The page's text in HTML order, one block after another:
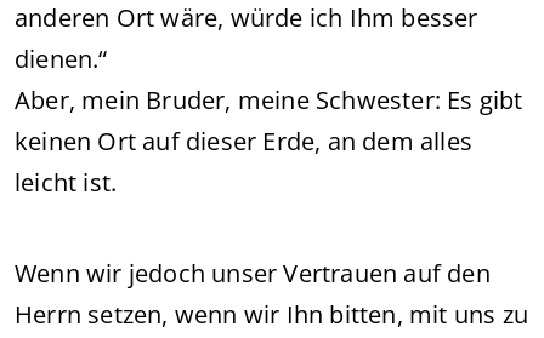
anderen Ort wäre, würde ich Ihm besser
dienen.“
Aber, mein Bruder, meine Schwester: Es gibt
keinen Ort auf dieser Erde, an dem alles
leicht ist.
Wenn wir jedoch unser Vertrauen auf den
Herrn setzen, wenn wir Ihn bitten, mit uns zu